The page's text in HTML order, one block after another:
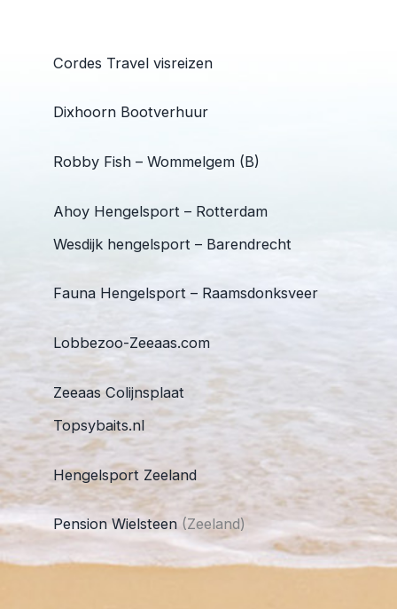
Cordes Travel visreizen
Dixhoorn Bootverhuur
Robby Fish – Wommelgem (B)
Ahoy Hengelsport – Rotterdam
Wesdijk hengelsport – Barendrecht
Fauna Hengelsport – Raamsdonksveer
Lobbezoo-Zeeaas.com
Zeeaas Colijnsplaat
Topsybaits.nl
Hengelsport Zeeland
Pension Wielsteen (Zeeland)